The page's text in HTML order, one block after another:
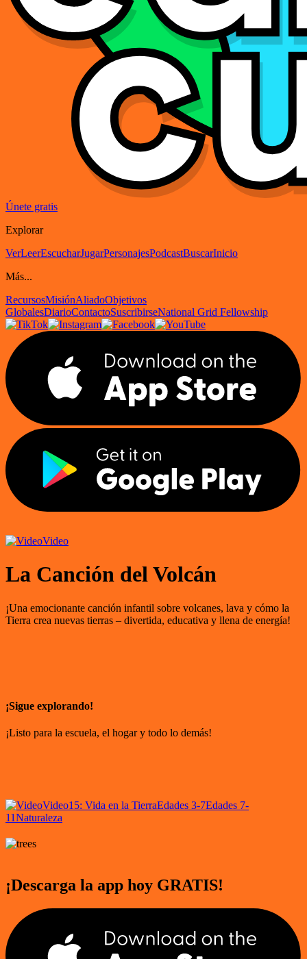
Únete gratis
Explorar
VerLeerEscucharJugarPersonajesPodcastBuscarInicio
Más...
RecursosMisiónAliadoObjetivos
GlobalesDiarioContactoSuscribirseNational Grid Fellowship
Video
La Canción del Volcán
¡Una emocionante canción infantil sobre volcanes, lava y cómo la
Tierra crea nuevas tierras – divertida, educativa y llena de energía!
¡Sigue explorando!
¡Listo para la escuela, el hogar y todo lo demás!
Video15: Vida en la TierraEdades 3-7Edades 7-
11Naturaleza
¡Descarga la app hoy GRATIS!